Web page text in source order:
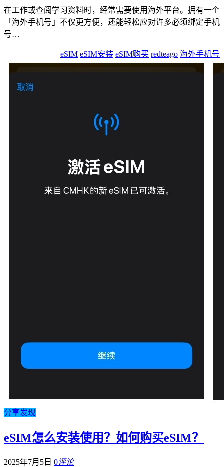
在工作或查阅学习资料时，经常需要使用海外平台。拥有一个
「海外手机号」不仅更方便，还能轻松应对许多必须绑定手机
号…
eSIM eSIM安装 eSIM购买 redteago 海外手机号
分享发现
eSIM怎么安装使用？如何购买eSIM？
2025年7月5日 0评论